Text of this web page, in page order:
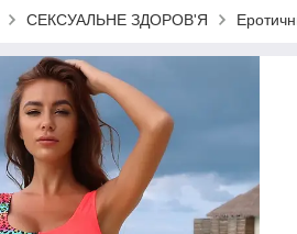
СЕКСУАЛЬНЕ ЗДОРОВ'Я